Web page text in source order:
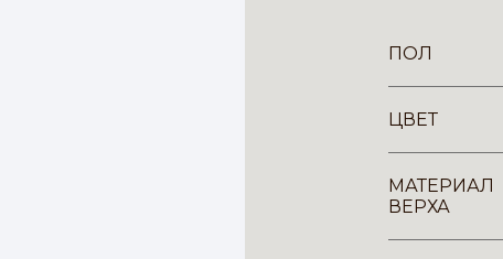
ПОЛ
ЦВЕТ
МАТЕРИАЛ
ВЕРХА